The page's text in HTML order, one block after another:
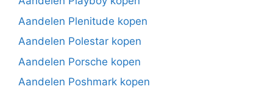
Aandelen Plenitude kopen
Aandelen Polestar kopen
Aandelen Porsche kopen
Aandelen Poshmark kopen